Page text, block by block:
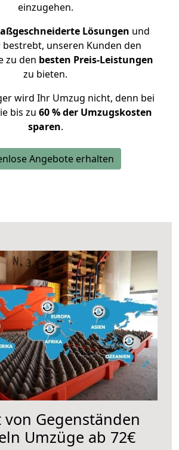
einzugehen.
Lösungen und
unseren Kunden den
zu den besten Preis-Leistungen
zu bieten.
wird Ihr Umzug nicht, denn bei
bis zu 60 % der Umzugskosten
sparen.
Angebote erhalten
von Gegenständen
Umzüge ab 72€